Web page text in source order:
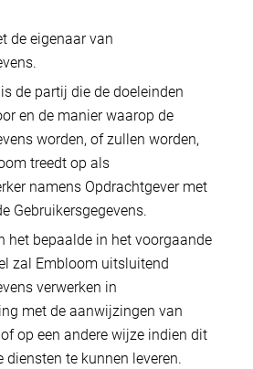
de eigenaar van
de partij die de doeleinden
en de manier waarop de
worden, of zullen worden,
treedt op als
namens Opdrachtgever met
Gebruikersgegevens.
het bepaalde in het voorgaande
zal Embloom uitsluitend
verwerken in
met de aanwijzingen van
op een andere wijze indien dit
diensten te kunnen leveren.